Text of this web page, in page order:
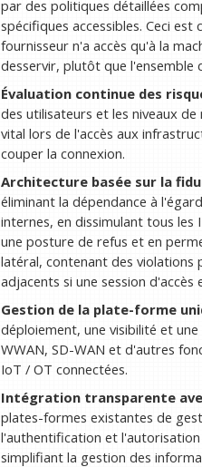
par des politiques détaillées
spécifiques accessibles. Ceci
fournisseur n'a accès qu'à la
desservir, plutôt que l'ensemble
Évaluation continue des
des utilisateurs et les niveaux
vital lors de l'accès aux
couper la connexion.
Architecture basée sur la
éliminant la dépendance à
internes, en dissimulant tous
une posture de refus et en
latéral, contenant des
adjacents si une session d'accès
Gestion de la plate-forme
déploiement, une visibilité et
WWAN, SD-WAN et d'autres
IoT / OT connectées.
Intégration transparente
plates-formes existantes de
l'authentification et
simplifiant la gestion des